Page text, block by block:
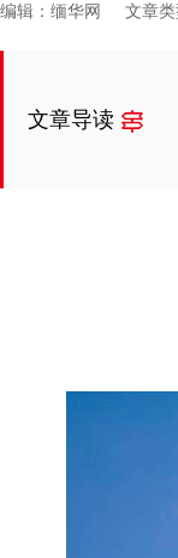
编辑：缅华网 文章
文章导读